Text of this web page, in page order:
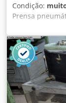
Condição:
Prensa
oficina de
duplos/min a
montagem: 240
250 x 200 mm
L x A): 250 x
Volz Máquinas-
44143
Sokqsa